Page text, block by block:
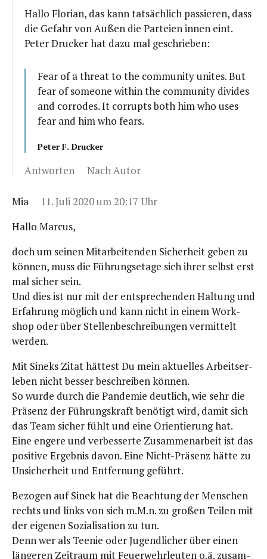
Hal­lo Flo­ri­an, das kann tat­säch­lich pas­sie­ren, dass
die Gefahr von Außen die Par­tei­en innen eint.
Peter Dru­cker hat dazu mal geschrieben:
Fear of a thre­at to the com­mu­ni­ty unites. But
fear of someone within the com­mu­ni­ty divi­des
and cor­ro­des. It cor­rupts both him who uses
fear and him who fears.
Peter F. Drucker
Antworten Nach Autor
Mia
11. Juli 2020 um 20:17 Uhr
Hal­lo Marcus,
doch um sei­nen Mit­ar­bei­ten­den Sicher­heit geben zu
kön­nen, muss die Füh­rungs­eta­ge sich ihrer selbst erst
mal sicher sein.
Und dies ist nur mit der ent­spre­chen­den Hal­tung und
Erfah­rung mög­lich und kann nicht in einem Work­
shop oder über Stel­len­be­schrei­bun­gen ver­mit­telt
werden.
Mit Sin­eks Zitat hät­test Du mein aktu­el­les Arbeits­er­
le­ben nicht bes­ser beschrei­ben können.
So wur­de durch die Pan­de­mie deut­lich, wie sehr die
Prä­senz der Füh­rungs­kraft benö­tigt wird, damit sich
das Team sicher fühlt und eine Ori­en­tie­rung hat.
Eine enge­re und ver­bes­ser­te Zusam­men­ar­beit ist das
posi­ti­ve Ergeb­nis davon. Eine Nicht-Prä­senz hät­te zu
Unsi­cher­heit und Ent­fer­nung geführt.
Bezo­gen auf Sinek hat die Beach­tung der Men­schen
rechts und links von sich m.M.n. zu gro­ßen Tei­len mit
der eige­nen Sozia­li­sa­ti­on zu tun.
Denn wer als Tee­nie oder Jugend­li­cher über einen
län­ge­ren Zeit­raum mit Feu­er­wehr­leu­ten o.ä. zusam­